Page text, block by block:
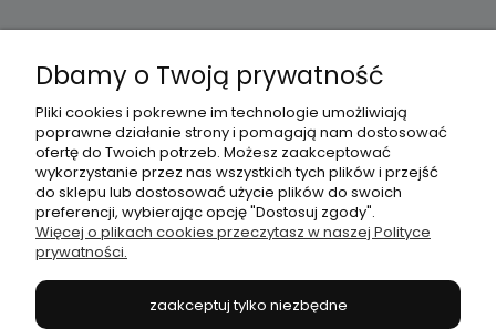
Moje konto
Płatności i dostawa
O nas
Dbamy o Twoją prywatność
Pliki cookies i pokrewne im technologie umożliwiają
poprawne działanie strony i pomagają nam dostosować
ofertę do Twoich potrzeb. Możesz zaakceptować
wykorzystanie przez nas wszystkich tych plików i przejść
do sklepu lub dostosować użycie plików do swoich
preferencji, wybierając opcję "Dostosuj zgody".
Więcej o plikach cookies przeczytasz w naszej Polityce
prywatności.
zaakceptuj tylko niezbędne